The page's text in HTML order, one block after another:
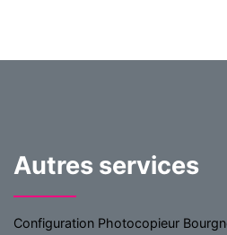
Autres services
Configuration Photocopieur